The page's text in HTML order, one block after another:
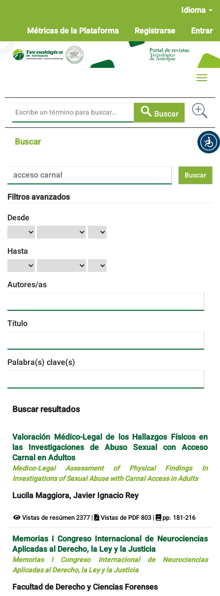
Contenido
principal
Barra
lateral
Idioma
Métricas de la Plataforma
Registrarse Entrar
Buscar
Toggle
Buscar
Buscar
artículos
por
Filtros avanzados
Desde
Hasta
Autores/as
Título
Palabra(s) clave(s)
Buscar resultados
Valoración Médico-Legal de los Hallazgos Físicos en
las Investigaciones de Abuso Sexual con Acceso
Carnal en Adultos
Medico-Legal Assessment of Physical Findings in
Investigations of Sexual Abuse with Carnal Access in Adults
Lucila Maggiora, Javier Ignacio Rey
Vistas de resúmen 2377 | Vistas de PDF 803 | pp. 181-216
Memorias I Congreso Internacional de Neurociencias
Aplicadas al Derecho, la Ley y la Justicia
Memorias I Congreso Internacional de Neurociencias
Aplicadas al Derecho, la Ley y la Justicia
Facultad de Derecho y Ciencias Forenses